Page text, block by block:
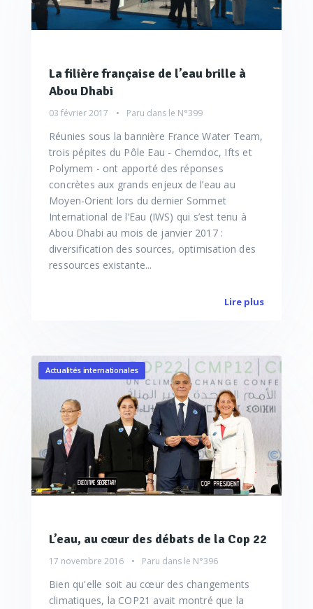
La filière française de l’eau brille à
Abou Dhabi
03 février 2017 Paru dans le N°399
Réunies sous la bannière France Water Team,
trois pépites du Pôle Eau - Chemdoc, Ifts et
Polymem - ont apporté des réponses
concrètes aux grands enjeux de l’eau au
Moyen-Orient lors du dernier Sommet
International de l’Eau (IWS) qui s’est tenu à
Abou Dhabi au mois de janvier 2017 :
diversification des sources, optimisation des
ressources existante...
Lire plus
Actualités internationales
L’eau, au cœur des débats de la Cop 22
17 novembre 2016 Paru dans le N°396
Bien qu'elle soit au cœur des changements
climatiques, la COP21 avait montré que la